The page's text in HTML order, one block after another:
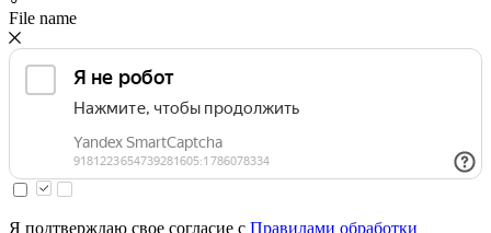
File name
Я подтверждаю свое согласие с Правилами обработки